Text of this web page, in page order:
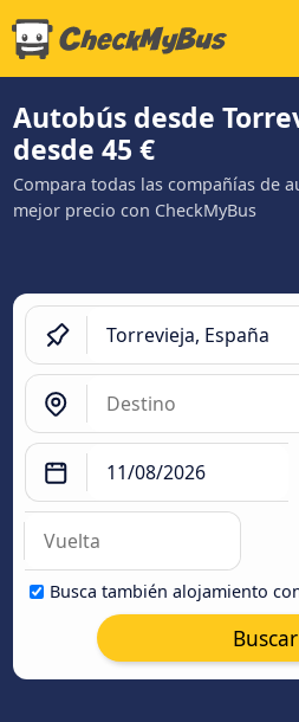
Autobús desde
desde 45 €
Compara todas las compañías de
mejor precio con CheckMyBus
Busca también alojamiento
Buscar